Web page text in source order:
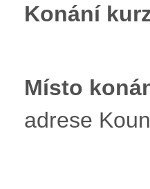
Konání
Místo
adrese